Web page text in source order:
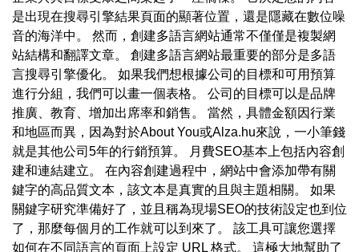
是出現在搜尋引擎結果頁面的顯著位置，還是隱藏在數位噪
音的海洋中。 然而，創建多語言網站通常不僅僅是複製網
站結構和翻譯文章。 創建多語言網站最重要的部分是多語
言搜尋引擎優化。 如果我們想根據公司的目標和可用預算
進行分組，我們可以畫一個表格。 公司的目標可以是品牌
推廣、教育、增加出席率和銷售。 當然，具體金額因行業
和地區而異，因為對於About You或Alza.hu來說，一小筆錢
就是其他公司5年的行銷預算。 月費SEO基本上包括內容創
建和連結建立。 在內容創建過程中，網站中會添加帶有關
鍵字的高品質文本，該文本是真實的且與主題相關。 如果
關鍵字研究準備好了，並且稱為現場SEO的技術設定也到位
了，那麼每個月的工作就可以到來了。 該工具可讓您選擇
如何在不同語言的頁面上設定 URL 格式。 這極大地幫助了